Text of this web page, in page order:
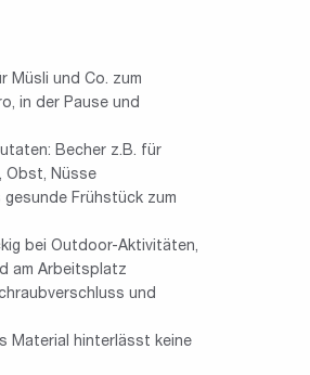
Müsli und Co. zum
in der Pause und
Becher z.B. für
Obst, Nüsse
Frühstück zum
bei Outdoor-Aktivitäten,
am Arbeitsplatz
und
Material hinterlässt keine